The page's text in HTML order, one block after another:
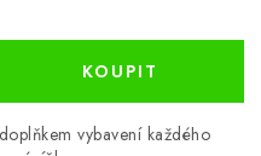
vybavení každého